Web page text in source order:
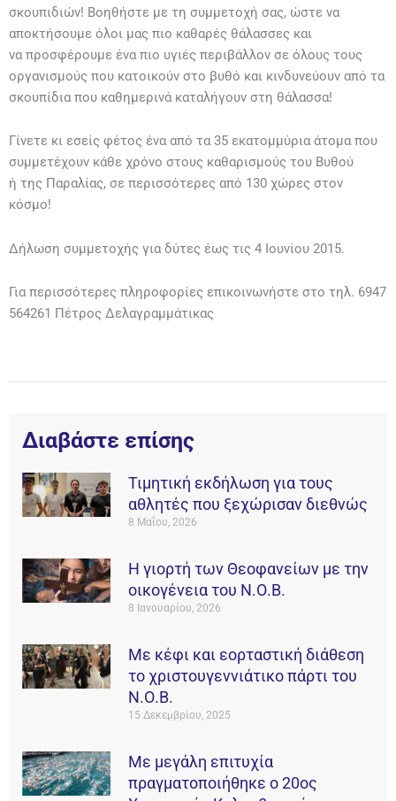
σκουπιδιών! Βοηθήστε με τη συμμετοχή σας, ώστε να
αποκτήσουμε όλοι μας πιο καθαρές θάλασσες και
να προσφέρουμε ένα πιο υγιές περιβάλλον σε όλους τους
οργανισμούς που κατοικούν στο βυθό και κινδυνεύουν από τα
σκουπίδια που καθημερινά καταλήγουν στη θάλασσα!
Γίνετε κι εσείς φέτος ένα από τα 35 εκατομμύρια άτομα που
συμμετέχουν κάθε χρόνο στους καθαρισμούς του Βυθού
ή της Παραλίας, σε περισσότερες από 130 χώρες στον
κόσμο!
Δήλωση συμμετοχής για δύτες έως τις 4 Ιουνίου 2015.
Για περισσότερες πληροφορίες επικοινωνήστε στο τηλ. 6947
564261 Πέτρος Δελαγραμμάτικας
Διαβάστε επίσης
Τιμητική εκδήλωση για τους
αθλητές που ξεχώρισαν διεθνώς
8 Μαΐου, 2026
Η γιορτή των Θεοφανείων με την
οικογένεια του Ν.Ο.Β.
8 Ιανουαρίου, 2026
Με κέφι και εορταστική διάθεση
το χριστουγεννιάτικο πάρτι του
Ν.Ο.Β.
15 Δεκεμβρίου, 2025
Με μεγάλη επιτυχία
πραγματοποιήθηκε ο 20ος